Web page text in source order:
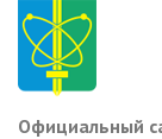
Перейти
основному
содержанию
Официальный